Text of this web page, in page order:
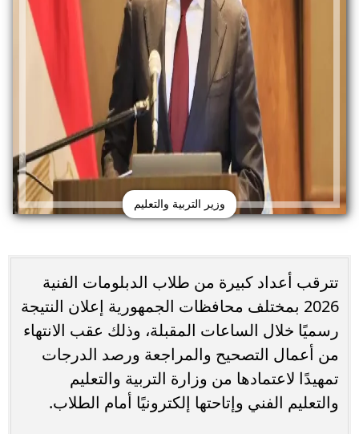
وزير التربية والتعليم
تترقب أعداد كبيرة من طلاب الدبلومات الفنية
2026 بمختلف محافظات الجمهورية إعلان النتيجة
رسميًا خلال الساعات المقبلة، وذلك عقب الانتهاء
من أعمال التصحيح والمراجعة ورصد الدرجات
تمهيدًا لاعتمادها من وزارة التربية والتعليم
والتعليم الفني وإتاحتها إلكترونيًا أمام الطلاب.